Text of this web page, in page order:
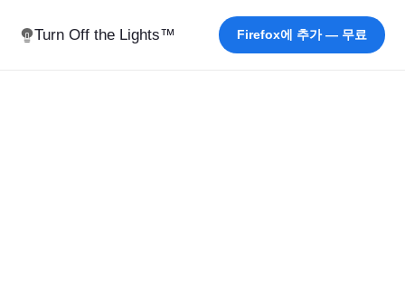
Turn Off the Lights™ Firefox에 추가 — 무료